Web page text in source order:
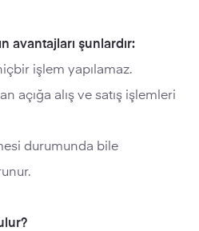
avantajları şunlardır:
işlem yapılamaz.
açığa alış ve satış işlemleri
durumunda bile